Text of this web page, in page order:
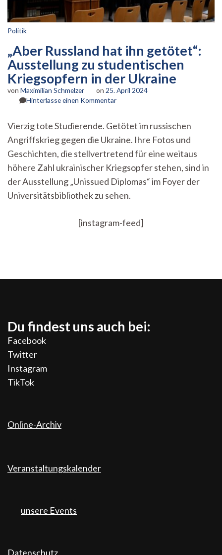
Politik
„Aber Russland hat ihn getötet“:
Ausstellung zu studentischen
Kriegsopfern in der Ukraine
von Maximilian Schmelzer on 25. April 2024
Hinterlasse einen Kommentarzu
hat
ihn
getötet“:
Ausstellung
zu
studentischen
Kriegsopfern
in
Ukraine
Vierzig tote Studierende. Getötet im russischen
Angriffskrieg gegen die Ukraine. Ihre Fotos und
Geschichten, die stellvertretend für eine weitaus
höhere Zahl ukrainischer Kriegsopfer stehen, sind in
der Ausstellung „Unissued Diplomas“ im Foyer der
Universitätsbibliothek zu sehen.
[instagram-feed]
Du findest uns auch bei:
Facebook
Twitter
Instagram
TikTok
Online-Archiv
Veranstaltungskalender
unsere Events
Datenschutz